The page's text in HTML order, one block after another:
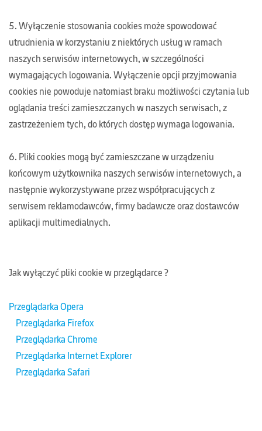
5. Wyłączenie stosowania cookies może spowodować
utrudnienia w korzystaniu z niektórych usług w ramach
naszych serwisów internetowych, w szczególności
wymagających logowania. Wyłączenie opcji przyjmowania
cookies nie powoduje natomiast braku możliwości czytania lub
oglądania treści zamieszczanych w naszych serwisach, z
zastrzeżeniem tych, do których dostęp wymaga logowania.
6. Pliki cookies mogą być zamieszczane w urządzeniu
końcowym użytkownika naszych serwisów internetowych, a
następnie wykorzystywane przez współpracujących z
serwisem reklamodawców, firmy badawcze oraz dostawców
aplikacji multimedialnych.
Jak wyłączyć pliki cookie w przeglądarce ?
Przeglądarka Opera
Przeglądarka Firefox
Przeglądarka Chrome
Przeglądarka Internet Explorer
Przeglądarka Safari